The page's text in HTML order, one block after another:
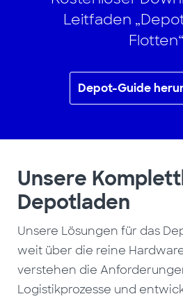
Leitfaden
Flotten“
Depot-Guide
Unsere
Depotladen
Unsere Lösungen für das
weit über die reine
verstehen die
Logistikprozesse und